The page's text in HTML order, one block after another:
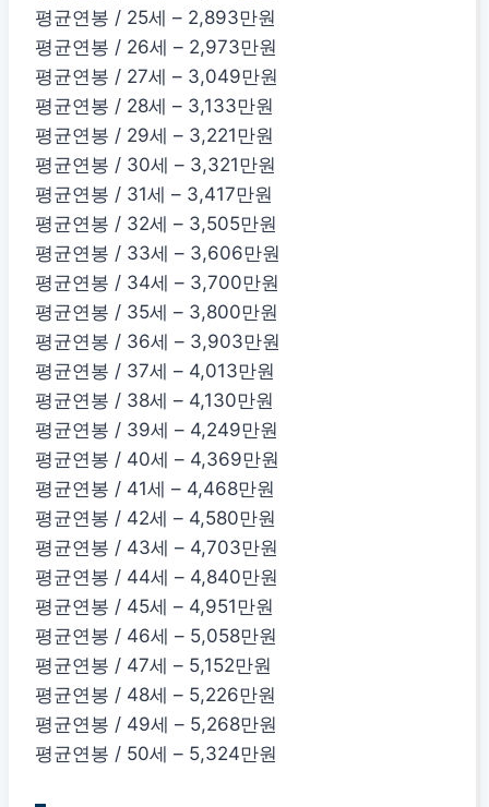
평균연봉 / 25세 – 2,893만원
평균연봉 / 26세 – 2,973만원
평균연봉 / 27세 – 3,049만원
평균연봉 / 28세 – 3,133만원
평균연봉 / 29세 – 3,221만원
평균연봉 / 30세 – 3,321만원
평균연봉 / 31세 – 3,417만원
평균연봉 / 32세 – 3,505만원
평균연봉 / 33세 – 3,606만원
평균연봉 / 34세 – 3,700만원
평균연봉 / 35세 – 3,800만원
평균연봉 / 36세 – 3,903만원
평균연봉 / 37세 – 4,013만원
평균연봉 / 38세 – 4,130만원
평균연봉 / 39세 – 4,249만원
평균연봉 / 40세 – 4,369만원
평균연봉 / 41세 – 4,468만원
평균연봉 / 42세 – 4,580만원
평균연봉 / 43세 – 4,703만원
평균연봉 / 44세 – 4,840만원
평균연봉 / 45세 – 4,951만원
평균연봉 / 46세 – 5,058만원
평균연봉 / 47세 – 5,152만원
평균연봉 / 48세 – 5,226만원
평균연봉 / 49세 – 5,268만원
평균연봉 / 50세 – 5,324만원